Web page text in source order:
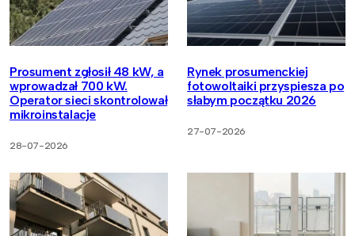
Prosument zgłosił 48 kW, a
wprowadzał 700 kW.
Operator sieci skontrolował
mikroinstalacje
28-07-2026
Rynek prosumenckiej
fotowoltaiki przyspiesza po
słabym początku 2026
27-07-2026